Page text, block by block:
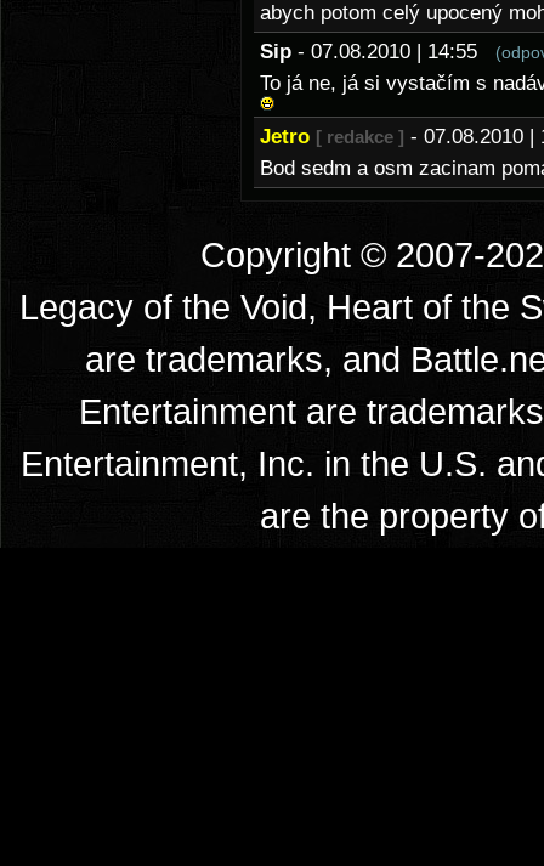
abych potom celý upocený
Sip - 07.08.2010 | 14:55
To já ne, já si vystačím s
Jetro [ redakce ] - 07.08.2010
Bod sedm a osm zacinam
Copyright © 2007-
Legacy of the Void, Heart of the
are trademarks, and
Entertainment are
Entertainment, Inc. in the U.S.
are the property